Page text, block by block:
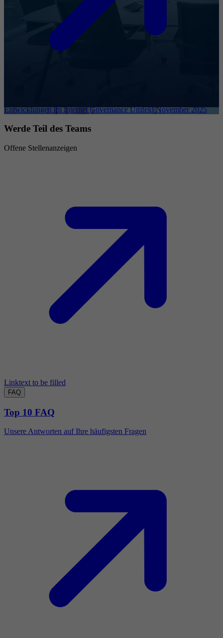
Entwicklungen im Internet Governance Umfeld November 2025
Werde Teil des Teams
Offene Stellenanzeigen
Linktext to be filled
FAQ
Top 10 FAQ
Unsere Antworten auf Ihre häufigsten Fragen